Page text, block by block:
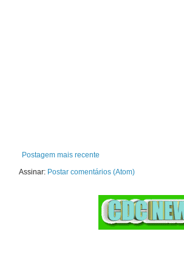
Postagem mais recente
Assinar: Postar comentários (Atom)